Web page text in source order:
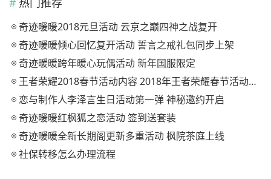
奇迹暖暖2018元旦活动 云京之巅四神之战复开
奇迹暖暖倾心回忆复开活动 誓言之戒礼包同步上架
奇迹暖暖跨年暖心玩偶活动 新年国服限定
王者荣耀2018春节活动内容 2018年王者荣耀春节活动大全
恋与制作人李泽言生日活动第一弹 神秘邀约开启
奇迹暖暖红枫狐之恋活动 签到送套装
奇迹暖暖全新长期阁更新多重活动 枫院茶庭上线
社保转移怎么办理流程